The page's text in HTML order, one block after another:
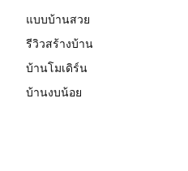
แบบบ้านสวย
รีวิวสร้างบ้าน
บ้านโมเดิร์น
บ้านงบน้อย